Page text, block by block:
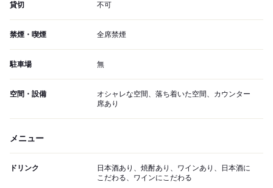
貸切 不可
禁煙・喫煙 全席禁煙
駐車場 無
空間・設備
オシャレな空間、落ち着いた空間、カウンター
席あり
メニュー
ドリンク
日本酒あり、焼酎あり、ワインあり、日本酒に
こだわる、ワインにこだわる